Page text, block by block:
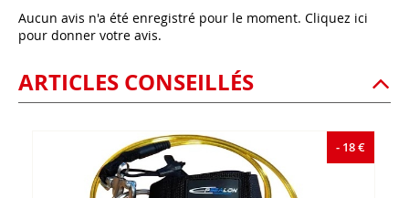
Aucun avis n'a été enregistré pour le moment. Cliquez ici
pour donner votre avis.
ARTICLES CONSEILLÉS
- 18 €